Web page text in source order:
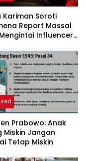
Kariman Soroti
Report Massal
Influencer,
Diketahui
Prabowo: Anak
Miskin Jangan
Tetap Miskin